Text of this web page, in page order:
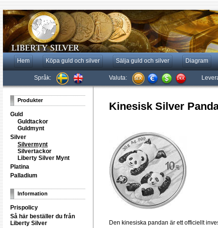
Hem Köpa guld och silver Sälja guld och silver Diagram
Språk: Valuta:
Produkter
Guld
Guldtackor
Guldmynt
Silver
Silvermynt
Silvertackor
Liberty Silver Mynt
Platina
Palladium
Information
Prispolicy
Så här beställer du från
Liberty Silver
Kinesisk Silver
Den kinesiska pandan är ett officiellt